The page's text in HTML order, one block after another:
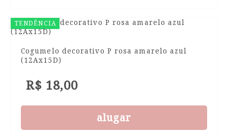
TENDÊNCIA
Cogumelo decorativo P rosa amarelo azul
(12Ax15D)
R$ 18,00
alugar